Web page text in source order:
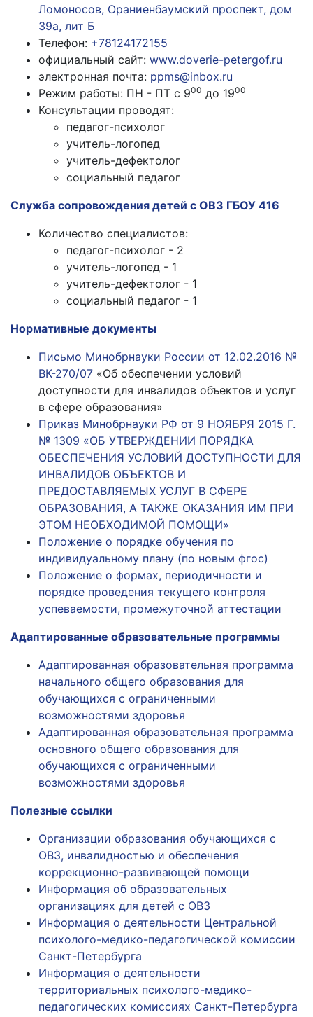
Ломоносов, Ораниенбаумский проспект, дом
39а, лит Б
Телефон: +78124172155
официальный сайт: www.doverie-petergof.ru
электронная почта: ppms@inbox.ru
Режим работы: ПН - ПТ с 900 до 1900
Консультации проводят:
педагог-психолог
учитель-логопед
учитель-дефектолог
социальный педагог
Служба сопровождения детей с ОВЗ ГБОУ 416
Количество специалистов:
педагог-психолог - 2
учитель-логопед - 1
учитель-дефектолог - 1
социальный педагог - 1
Нормативные документы
Письмо Минобрнауки России от 12.02.2016 №
ВК-270/07 «Об обеспечении условий
доступности для инвалидов объектов и услуг
в сфере образования»
Приказ Минобрнауки РФ от 9 НОЯБРЯ 2015 Г.
№ 1309 «ОБ УТВЕРЖДЕНИИ ПОРЯДКА
ОБЕСПЕЧЕНИЯ УСЛОВИЙ ДОСТУПНОСТИ ДЛЯ
ИНВАЛИДОВ ОБЪЕКТОВ И
ПРЕДОСТАВЛЯЕМЫХ УСЛУГ В СФЕРЕ
ОБРАЗОВАНИЯ, А ТАКЖЕ ОКАЗАНИЯ ИМ ПРИ
ЭТОМ НЕОБХОДИМОЙ ПОМОЩИ»
Положение о порядке обучения по
индивидуальному плану (по новым фгос)
Положение о формах, периодичности и
порядке проведения текущего контроля
успеваемости, промежуточной аттестации
Адаптированные образовательные программы
Адаптированная образовательная программа
начального общего образования для
обучающихся с ограниченными
возможностями здоровья
Адаптированная образовательная программа
основного общего образования для
обучающихся с ограниченными
возможностями здоровья
Полезные ссылки
Организации образования обучающихся с
ОВЗ, инвалидностью и обеспечения
коррекционно-развивающей помощи
Информация об образовательных
организациях для детей с ОВЗ
Информация о деятельности Центральной
психолого-медико-педагогической комиссии
Санкт-Петербурга
Информация о деятельности
территориальных психолого-медико-
педагогических комиссиях Санкт-Петербурга